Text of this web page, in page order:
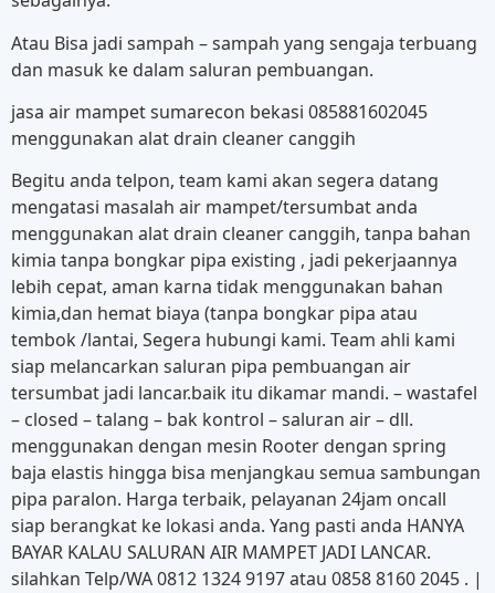
Atau Bisa jadi sampah – sampah yang sengaja terbuang
dan masuk ke dalam saluran pembuangan.
jasa air mampet sumarecon bekasi 085881602045
menggunakan alat drain cleaner canggih
Begitu anda telpon, team kami akan segera datang
mengatasi masalah air mampet/tersumbat anda
menggunakan alat drain cleaner canggih, tanpa bahan
kimia tanpa bongkar pipa existing , jadi pekerjaannya
lebih cepat, aman karna tidak menggunakan bahan
kimia,dan hemat biaya (tanpa bongkar pipa atau
tembok /lantai, Segera hubungi kami. Team ahli kami
siap melancarkan saluran pipa pembuangan air
tersumbat jadi lancar.baik itu dikamar mandi. – wastafel
– closed – talang – bak kontrol – saluran air – dll.
menggunakan dengan mesin Rooter dengan spring
baja elastis hingga bisa menjangkau semua sambungan
pipa paralon. Harga terbaik, pelayanan 24jam oncall
siap berangkat ke lokasi anda. Yang pasti anda HANYA
BAYAR KALAU SALURAN AIR MAMPET JADI LANCAR.
silahkan Telp/WA 0812 1324 9197 atau 0858 8160 2045 . |